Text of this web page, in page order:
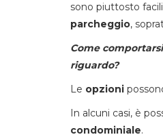
sono piuttosto
parcheggio,
Come
riguardo?
Le opzioni
In alcuni casi, è
condominiale.